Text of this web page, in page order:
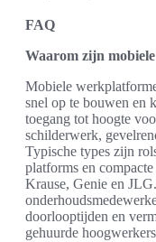
FAQ
Waarom zijn
Mobiele
snel op te bouwen en
toegang tot hoogte
schilderwerk,
Typische types zijn
platforms en
Krause, Genie en
doorlooptijden en
gehuurde